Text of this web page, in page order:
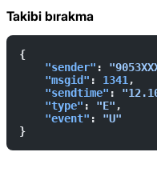
Takibi bırakma
{
    "sender"
:
    "msgid"
: 1341 ,
    "sendtime"
:
    "type"
: "E" ,
    "event"
: "U"
}